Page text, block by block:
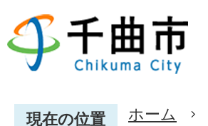
現在の位置 ホーム